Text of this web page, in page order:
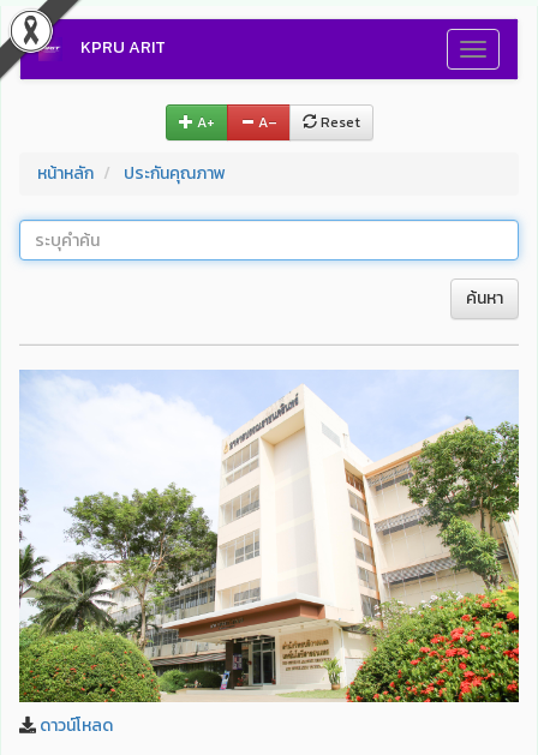
Toggle
KPRU ARIT
A+ A– Reset
หน้าหลัก ประกันคุณภาพ
ค้นหา
ดาวน์โหลด